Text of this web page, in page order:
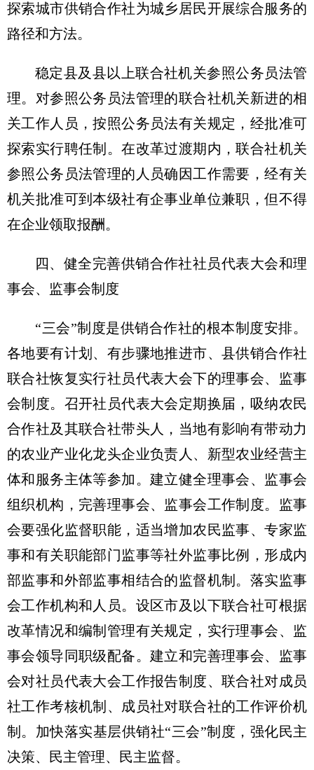
探索城市供销合作社为城乡居民开展综合服务的
路径和方法。
稳定县及县以上联合社机关参照公务员法管
理。对参照公务员法管理的联合社机关新进的相
关工作人员，按照公务员法有关规定，经批准可
探索实行聘任制。在改革过渡期内，联合社机关
参照公务员法管理的人员确因工作需要，经有关
机关批准可到本级社有企事业单位兼职，但不得
在企业领取报酬。
四、健全完善供销合作社社员代表大会和理
事会、监事会制度
“三会”制度是供销合作社的根本制度安排。
各地要有计划、有步骤地推进市、县供销合作社
联合社恢复实行社员代表大会下的理事会、监事
会制度。召开社员代表大会定期换届，吸纳农民
合作社及其联合社带头人，当地有影响有带动力
的农业产业化龙头企业负责人、新型农业经营主
体和服务主体等参加。建立健全理事会、监事会
组织机构，完善理事会、监事会工作制度。监事
会要强化监督职能，适当增加农民监事、专家监
事和有关职能部门监事等社外监事比例，形成内
部监事和外部监事相结合的监督机制。落实监事
会工作机构和人员。设区市及以下联合社可根据
改革情况和编制管理有关规定，实行理事会、监
事会领导同职级配备。建立和完善理事会、监事
会对社员代表大会工作报告制度、联合社对成员
社工作考核机制、成员社对联合社的工作评价机
制。加快落实基层供销社“三会”制度，强化民主
决策、民主管理、民主监督。